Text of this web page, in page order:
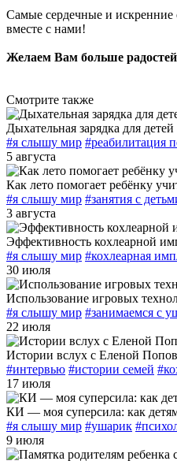
Самые сердечные и
вместе с нами!
Желаем Вам больше
Смотрите также
Дыхательная зарядка для детей
#я слышу мир #реабилитация
5 августа
Как лето помогает ребёнку
#я слышу мир #занятия с
3 августа
Эффективность кохлеарной
#я слышу мир #кохлеарная
30 июля
Использование игровых
#я слышу мир #занимаемся с
22 июля
Истории вслух с Еленой
#интервью #истории семей
17 июля
КИ — моя суперсила: как
#я слышу мир #ушарик
9 июля